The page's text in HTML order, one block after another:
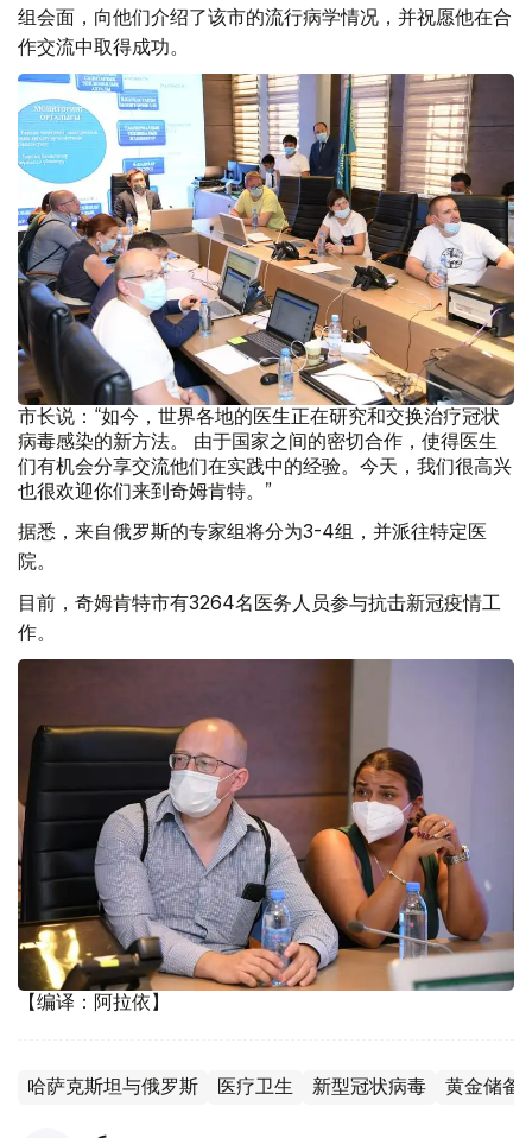
组会面，向他们介绍了该市的流行病学情况，并祝愿他在合
作交流中取得成功。
市长说：“如今，世界各地的医生正在研究和交换治疗冠状
病毒感染的新方法。 由于国家之间的密切合作，使得医生
们有机会分享交流他们在实践中的经验。今天，我们很高兴
也很欢迎你们来到奇姆肯特。”
据悉，来自俄罗斯的专家组将分为3-4组，并派往特定医
院。
目前，奇姆肯特市有3264名医务人员参与抗击新冠疫情工
作。
【编译：阿拉依】
哈萨克斯坦与俄罗斯 医疗卫生 新型冠状病毒 黄金储备